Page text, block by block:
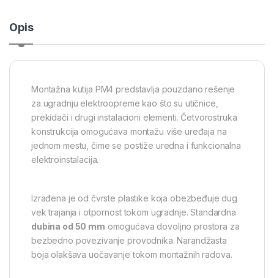
Opis
Montažna kutija PM4 predstavlja pouzdano rešenje
za ugradnju elektroopreme kao što su utičnice,
prekidači i drugi instalacioni elementi. Četvorostruka
konstrukcija omogućava montažu više uređaja na
jednom mestu, čime se postiže uredna i funkcionalna
elektroinstalacija.
Izrađena je od čvrste plastike koja obezbeđuje dug
vek trajanja i otpornost tokom ugradnje. Standardna
dubina od 50 mm omogućava dovoljno prostora za
bezbedno povezivanje provodnika. Narandžasta
boja olakšava uočavanje tokom montažnih radova.